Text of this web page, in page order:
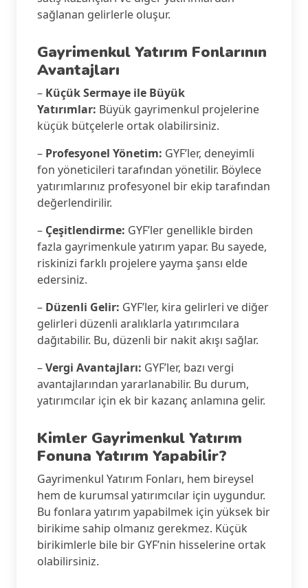
sağlanan gelirlerle oluşur.
Gayrimenkul Yatırım Fonlarının
Avantajları
– Küçük Sermaye ile Büyük
Yatırımlar: Büyük gayrimenkul projelerine
küçük bütçelerle ortak olabilirsiniz.
– Profesyonel Yönetim: GYF’ler, deneyimli
fon yöneticileri tarafından yönetilir. Böylece
yatırımlarınız profesyonel bir ekip tarafından
değerlendirilir.
– Çeşitlendirme: GYF’ler genellikle birden
fazla gayrimenkule yatırım yapar. Bu sayede,
riskinizi farklı projelere yayma şansı elde
edersiniz.
– Düzenli Gelir: GYF’ler, kira gelirleri ve diğer
gelirleri düzenli aralıklarla yatırımcılara
dağıtabilir. Bu, düzenli bir nakit akışı sağlar.
–Vergi Avantajları: GYF’ler, bazı vergi
avantajlarından yararlanabilir. Bu durum,
yatırımcılar için ek bir kazanç anlamına gelir.
Kimler Gayrimenkul Yatırım
Fonuna Yatırım Yapabilir?
Gayrimenkul Yatırım Fonları, hem bireysel
hem de kurumsal yatırımcılar için uygundur.
Bu fonlara yatırım yapabilmek için yüksek bir
birikime sahip olmanız gerekmez. Küçük
birikimlerle bile bir GYF’nin hisselerine ortak
olabilirsiniz.